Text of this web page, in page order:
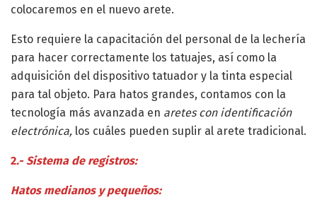
colocaremos en el nuevo arete.
Esto requiere la capacitación del personal de la lechería
para hacer correctamente los tatuajes, así como la
adquisición del dispositivo tatuador y la tinta especial
para tal objeto. Para hatos grandes, contamos con la
tecnología más avanzada en aretes con identificación
electrónica, los cuáles pueden suplir al arete tradicional.
2.- Sistema de registros:
Hatos medianos y pequeños: